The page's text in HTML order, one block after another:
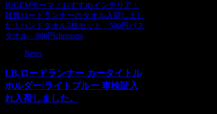
JUGEMテーマ：おすすめインテリア・
雑貨ロードランナーのタオル入荷しまし
た！ハンドタオル2枚セット 500円バス
タオル 800円choppers
News
LB.ロードランナー カータイトル
ホルダー/ライトブルー 車検証入
れ入荷しました。